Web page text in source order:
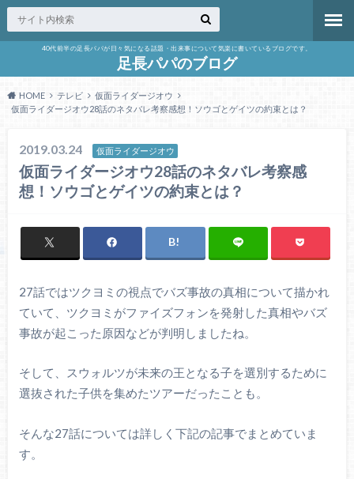
40代前半の足長パパが日々気になる話題・出来事について気楽に書いているブログです。
足長パパのブログ
HOME テレビ
仮面ライダージオウ
仮面ライダージオウ28話のネタバレ考察感想！ソウゴとゲイツの約束とは？
2019.03.24 仮面ライダージオウ
仮面ライダージオウ28話のネタバレ考察感
想！ソウゴとゲイツの約束とは？
27話ではツクヨミの視点でバズ事故の真相について描かれ
ていて、ツクヨミがファイズフォンを発射した真相やバズ
事故が起こった原因などが判明しましたね。
そして、スウォルツが未来の王となる子を選別するために
選抜された子供を集めたツアーだったことも。
そんな27話については詳しく下記の記事でまとめていま
す。